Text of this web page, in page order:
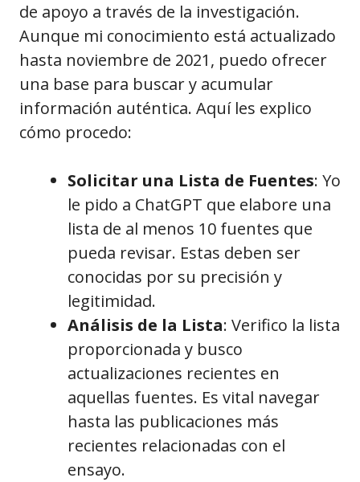
de apoyo a través de la investigación.
Aunque mi conocimiento está actualizado
hasta noviembre de 2021, puedo ofrecer
una base para buscar y acumular
información auténtica. Aquí les explico
cómo procedo:
Solicitar una Lista de Fuentes: Yo
le pido a ChatGPT que elabore una
lista de al menos 10 fuentes que
pueda revisar. Estas deben ser
conocidas por su precisión y
legitimidad.
Análisis de la Lista: Verifico la lista
proporcionada y busco
actualizaciones recientes en
aquellas fuentes. Es vital navegar
hasta las publicaciones más
recientes relacionadas con el
ensayo.